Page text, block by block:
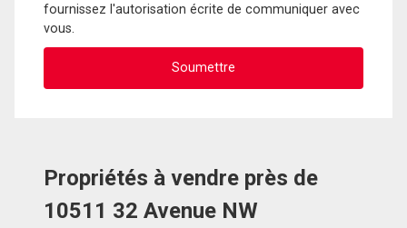
fournissez l'autorisation écrite de communiquer avec
vous.
Propriétés à vendre près de
10511 32 Avenue NW